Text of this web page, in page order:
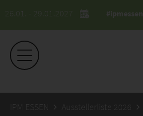
26.01. - 29.01.2027 #ipmessen
IPM ESSEN Ausstellerliste 2026